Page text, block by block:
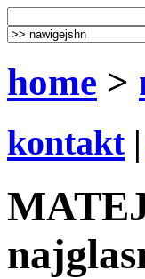
home >
kontakt|